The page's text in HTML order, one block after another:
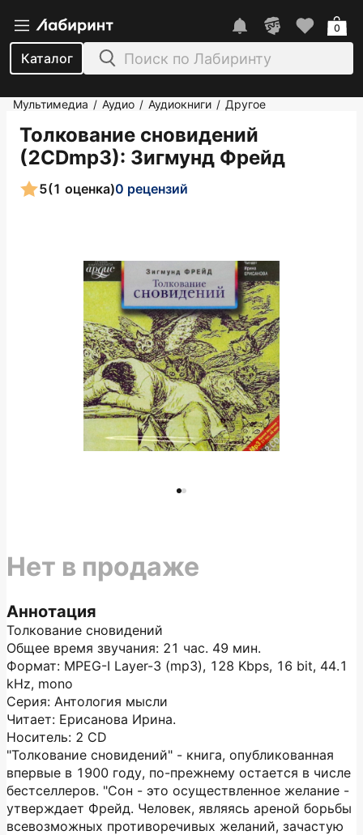
Каталог
0
Мультимедиа / Аудио / Аудиокниги / Другое
Толкование сновидений
(2CDmp3): Зигмунд Фрейд
5(1 оценка)0 рецензий
Аннотация
Толкование сновидений
Общее время звучания: 21 час. 49 мин.
Формат: MPEG-I Layer-3 (mp3), 128 Kbps, 16 bit, 44.1
kHz, mono
Серия: Антология мысли
Читает: Ерисанова Ирина.
Носитель: 2 CD
"Толкование сновидений" - книга, опубликованная
впервые в 1900 году, по-прежнему остается в числе
бестселлеров. "Сон - это осуществленное желание -
утверждает Фрейд. Человек, являясь ареной борьбы
всевозможных противоречивых желаний, зачастую
Нет в продаже